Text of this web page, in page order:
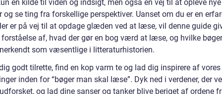
en kilde til viden og indsigt, men også en vej til at opleve nye
og se ting fra forskellige perspektiver. Uanset om du er en
er på vej til at opdage glæden ved at læse, vil denne guide
af, hvad der gør en bog værd at læse, og hvilke
som væsentlige i litteraturhistorien.
godt tilrette, find en kop varm te og lad dig inspirere af vores
inden for “bøger man skal læse”. Dyk ned i verdener, der
og lad dine sanser og tanker blive beriget af ordene